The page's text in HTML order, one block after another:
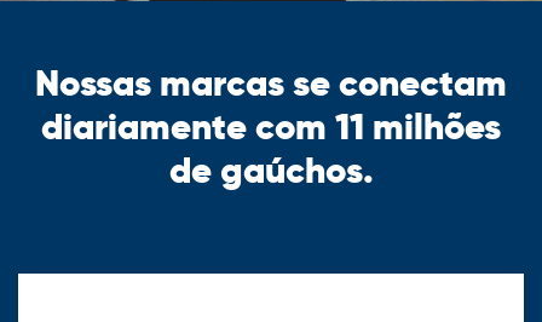
Nossas marcas se conectam
diariamente com 11 milhões
de gaúchos.